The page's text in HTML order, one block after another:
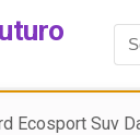
Ecosport Suv